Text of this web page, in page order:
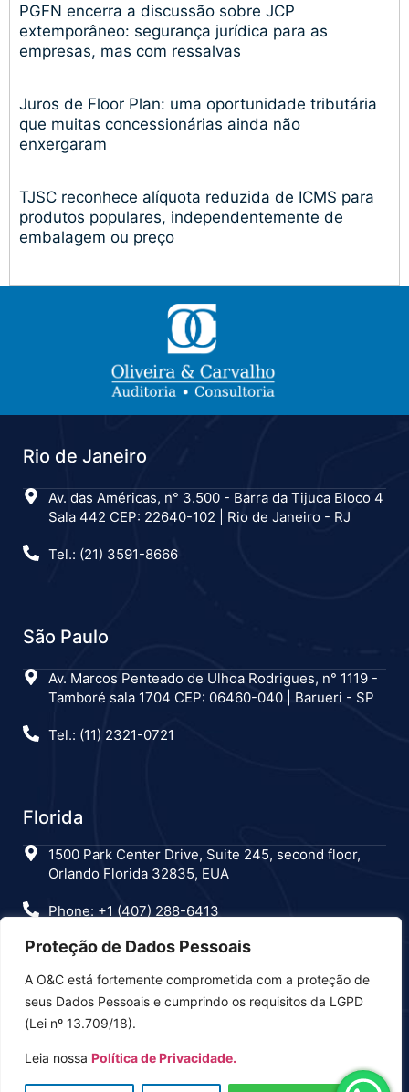
Proteção de Dados Pessoais
A O&C está fortemente comprometida com a proteção de
seus Dados Pessoais e cumprindo os requisitos da LGPD
(Lei nº 13.709/18).
Leia nossa Política de Privacidade.
PGFN encerra a discussão sobre JCP
extemporâneo: segurança jurídica para as
empresas, mas com ressalvas
Juros de Floor Plan: uma oportunidade tributária
que muitas concessionárias ainda não
enxergaram
TJSC reconhece alíquota reduzida de ICMS para
produtos populares, independentemente de
embalagem ou preço
Rio de Janeiro
Av. das Américas, n° 3.500 - Barra da Tijuca Bloco 4
Sala 442 CEP: 22640-102 | Rio de Janeiro - RJ
Tel.: (21) 3591-8666
São Paulo
Av. Marcos Penteado de Ulhoa Rodrigues, n° 1119 -
Tamboré sala 1704 CEP: 06460-040 | Barueri - SP
Tel.: (11) 2321-0721
Florida
1500 Park Center Drive, Suite 245, second floor,
Orlando Florida 32835, EUA
Phone: +1 (407) 288-6413
Estamos nas redes sociais